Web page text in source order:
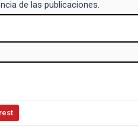
de las publicaciones.